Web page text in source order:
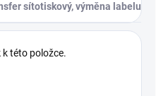
sítotiskový, výměna labelu
k této položce.